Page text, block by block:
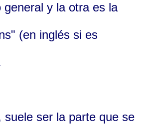
general y la otra es la
(en inglés si es
suele ser la parte que se